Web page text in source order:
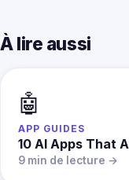
À lire aussi
🤖
APP GUIDES
10 AI Apps That
9 min de lecture →